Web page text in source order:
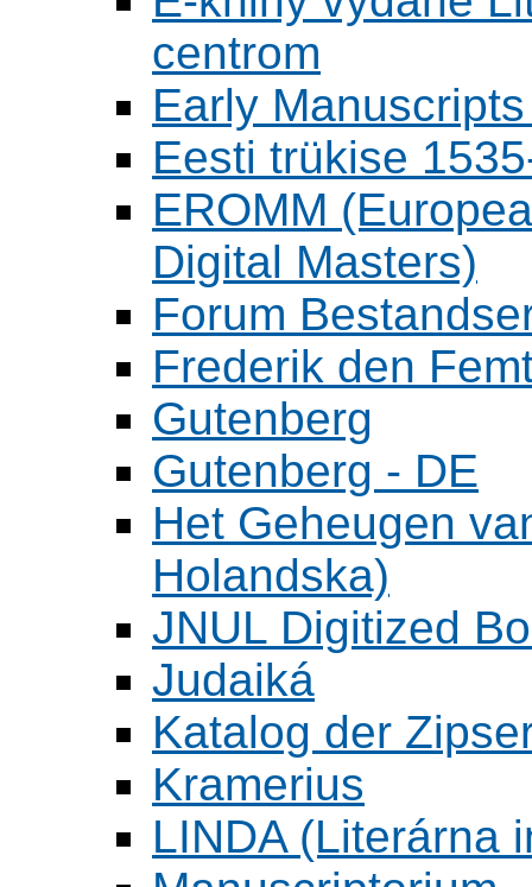
centrom
Early
Eesti trükise
EROMM
Digital Masters)
Forum
Frederik den
Gutenberg
Gutenberg - DE
Het Geheugen
Holandska)
JNUL Digitized
Judaiká
Katalog der
Kramerius
LINDA (Literárna